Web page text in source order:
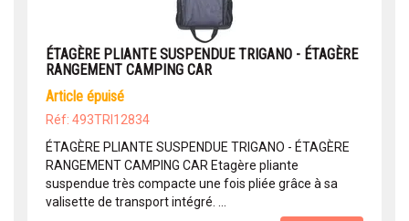
ÉTAGÈRE PLIANTE SUSPENDUE TRIGANO - ÉTAGÈRE
RANGEMENT CAMPING CAR
article épuisé
Réf: 493TRI12834
ÉTAGÈRE PLIANTE SUSPENDUE TRIGANO - ÉTAGÈRE
RANGEMENT CAMPING CAR Etagère pliante
suspendue très compacte une fois pliée grâce à sa
valisette de transport intégré. ...